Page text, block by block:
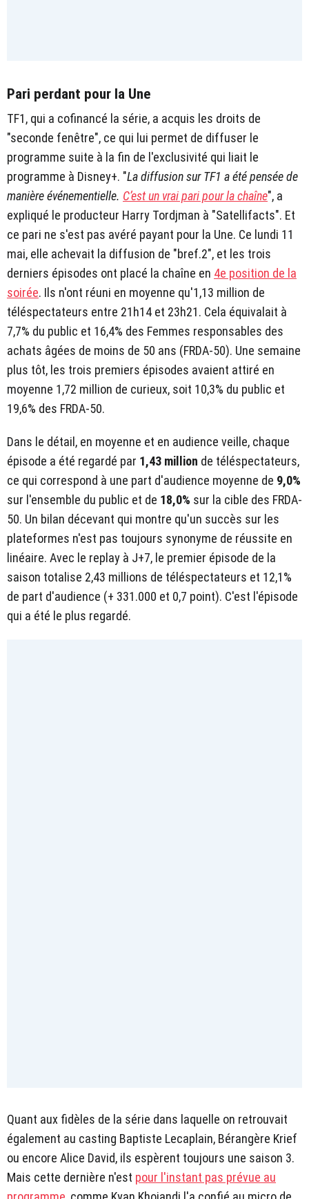
Pari perdant pour la Une
TF1, qui a cofinancé la série, a acquis les droits de
"seconde fenêtre", ce qui lui permet de diffuser le
programme suite à la fin de l'exclusivité qui liait le
programme à Disney+. "La diffusion sur TF1 a été pensée de
manière événementielle. C’est un vrai pari pour la chaîne", a
expliqué le producteur Harry Tordjman à "Satellifacts". Et
ce pari ne s'est pas avéré payant pour la Une. Ce lundi 11
mai, elle achevait la diffusion de "bref.2", et les trois
derniers épisodes ont placé la chaîne en 4e position de la
soirée. Ils n'ont réuni en moyenne qu'1,13 million de
téléspectateurs entre 21h14 et 23h21. Cela équivalait à
7,7% du public et 16,4% des Femmes responsables des
achats âgées de moins de 50 ans (FRDA-50). Une semaine
plus tôt, les trois premiers épisodes avaient attiré en
moyenne 1,72 million de curieux, soit 10,3% du public et
19,6% des FRDA-50.
Dans le détail, en moyenne et en audience veille, chaque
épisode a été regardé par 1,43 million de téléspectateurs,
ce qui correspond à une part d'audience moyenne de 9,0%
sur l'ensemble du public et de 18,0% sur la cible des FRDA-
50. Un bilan décevant qui montre qu'un succès sur les
plateformes n'est pas toujours synonyme de réussite en
linéaire. Avec le replay à J+7, le premier épisode de la
saison totalise 2,43 millions de téléspectateurs et 12,1%
de part d'audience (+ 331.000 et 0,7 point). C'est l'épisode
qui a été le plus regardé.
Quant aux fidèles de la série dans laquelle on retrouvait
également au casting Baptiste Lecaplain, Bérangère Krief
ou encore Alice David, ils espèrent toujours une saison 3.
Mais cette dernière n'est pour l'instant pas prévue au